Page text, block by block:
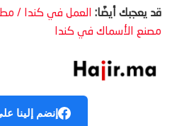
قد يعجبك أيضًا:
مصنع الأسماك في كندا
إنضم إلينا